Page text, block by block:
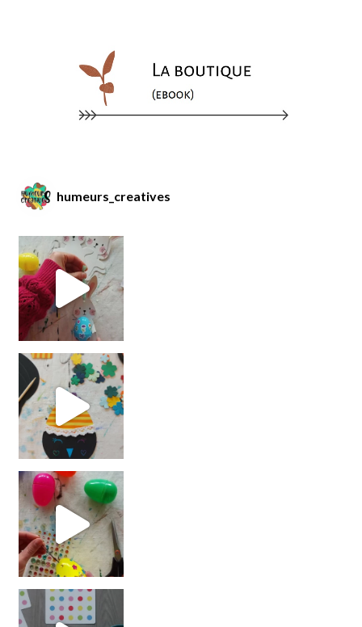
humeurs_creatives